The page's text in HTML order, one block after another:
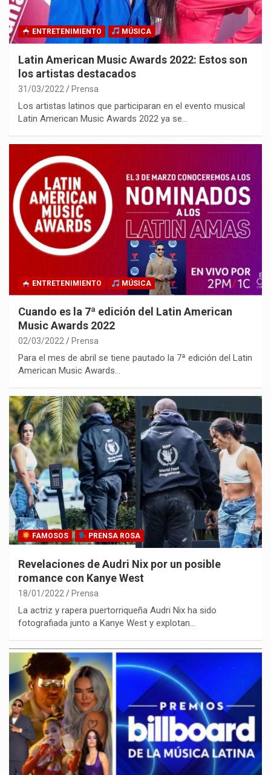
ENTRETENIMIENTO MÚSICA
Latin American Music Awards 2022: Estos son
los artistas destacados
31/03/2022 Prensa
Los artistas latinos que participaran en el evento musical
Latin American Music Awards 2022 ya se…
ENTRETENIMIENTO MÚSICA
Cuando es la 7ª edición del Latin American
Music Awards 2022
02/03/2022 Prensa
Para el mes de abril se tiene pautado la 7ª edición del Latin
American Music Awards…
FAMOSOS PRENSA ROSA
Revelaciones de Audri Nix por un posible
romance con Kanye West
18/01/2022 Prensa
La actriz y rapera puertorriqueña Audri Nix ha sido
fotografiada junto a Kanye West y explotan…